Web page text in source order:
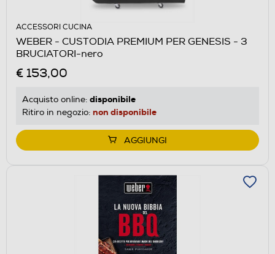
ACCESSORI CUCINA
WEBER - CUSTODIA PREMIUM PER GENESIS - 3
BRUCIATORI-nero
€ 153,00
Acquisto online: disponibile
Ritiro in negozio: non disponibile
AGGIUNGI